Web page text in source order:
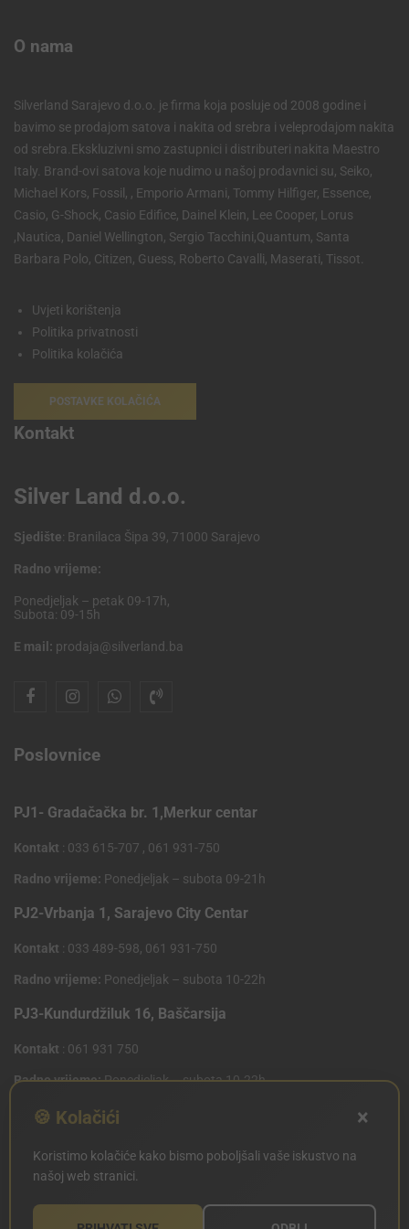
O nama
Silverland Sarajevo d.o.o. je firma koja posluje od 2008 godine i
bavimo se prodajom satova i nakita od srebra i veleprodajom nakita
od srebra.Ekskluzivni smo zastupnici i distributeri nakita Maestro
Italy. Brand-ovi satova koje nudimo u našoj prodavnici su, Seiko,
Michael Kors, Fossil, , Emporio Armani, Tommy Hilfiger, Essence,
Casio, G-Shock, Casio Edifice, Dainel Klein, Lee Cooper, Lorus
,Nautica, Daniel Wellington, Sergio Tacchini,Quantum, Santa
Barbara Polo, Citizen, Guess, Roberto Cavalli, Maserati, Tissot.
Uvjeti korištenja
Politika privatnosti
Politika kolačića
POSTAVKE KOLAČIĆA
Kontakt
Silver Land d.o.o.
Sjedište: Branilaca Šipa 39, 71000 Sarajevo
Radno vrijeme:
Ponedjeljak – petak 09-17h,
Subota: 09-15h
E mail: prodaja@silverland.ba
Poslovnice
PJ1- Gradačačka br. 1,Merkur centar
Kontakt : 033 615-707 , 061 931-750
Radno vrijeme: Ponedjeljak – subota 09-21h
PJ2-Vrbanja 1, Sarajevo City Centar
Kontakt : 033 489-598, 061 931-750
Radno vrijeme: Ponedjeljak – subota 10-22h
PJ3-Kundurdžiluk 16, Baščarsija
Kontakt : 061 931 750
Radno vrijeme:Ponedjeljak – subota 10-22h
PJ4 West Gate,Mostarsko raskrsce 10 (Penny Plus
Kontakt: 061 931 750
Radno vrijeme:Ponedjeljak – subota 09-21h
🍪 Kolačići ×
Koristimo kolačiće kako bismo poboljšali vaše iskustvo na
našoj web stranici.